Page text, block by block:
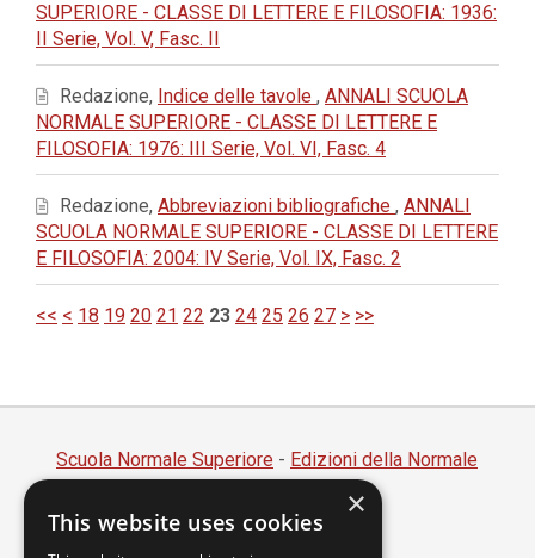
SUPERIORE - CLASSE DI LETTERE E FILOSOFIA: 1936:
II Serie, Vol. V, Fasc. II
Redazione, Indice delle tavole , ANNALI SCUOLA
NORMALE SUPERIORE - CLASSE DI LETTERE E
FILOSOFIA: 1976: III Serie, Vol. VI, Fasc. 4
Redazione, Abbreviazioni bibliografiche , ANNALI
SCUOLA NORMALE SUPERIORE - CLASSE DI LETTERE
E FILOSOFIA: 2004: IV Serie, Vol. IX, Fasc. 2
<< < 18 19 20 21 22 23 24 25 26 27 > >>
Scuola Normale Superiore - Edizioni della Normale
Piazza dei Cavalieri, 7 - 56126 Pisa
Codice fiscale 80005050507
×
This website uses cookies